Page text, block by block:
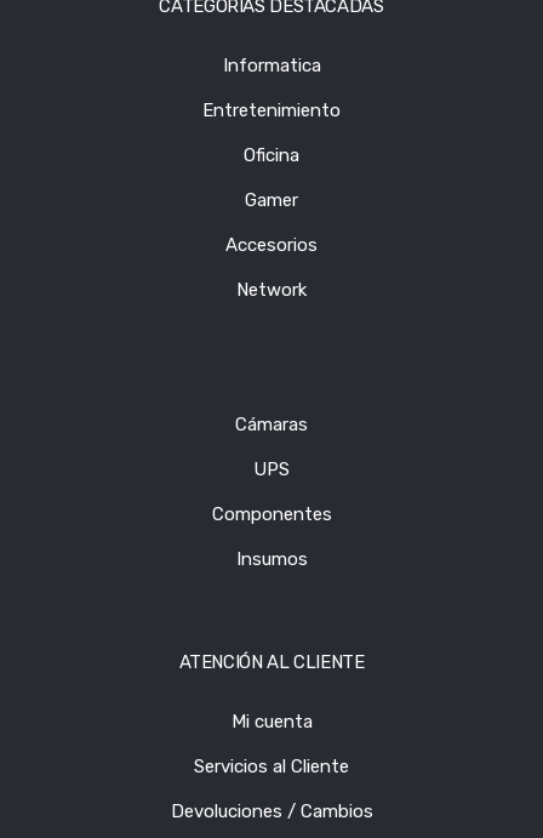
CATEGORIAS DESTACADAS
Informatica
Entretenimiento
Oficina
Gamer
Accesorios
Network
Cámaras
UPS
Componentes
Insumos
ATENCIÓN AL CLIENTE
Mi cuenta
Servicios al Cliente
Devoluciones / Cambios